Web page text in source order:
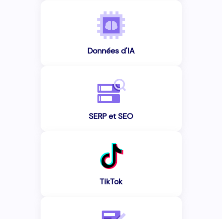
Données d'IA
SERP et SEO
TikTok